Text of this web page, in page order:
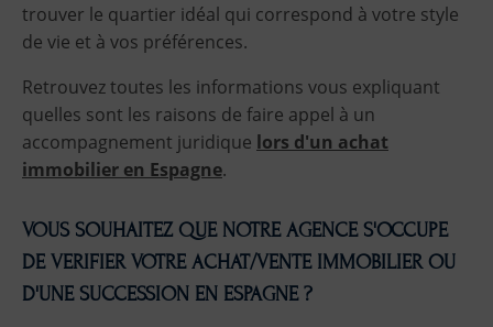
trouver le quartier idéal qui correspond à votre style
de vie et à vos préférences.
Retrouvez toutes les informations vous expliquant
quelles sont les raisons de faire appel à un
accompagnement juridique lors d'un achat
immobilier en Espagne.
VOUS SOUHAITEZ QUE NOTRE AGENCE S'OCCUPE
DE VERIFIER VOTRE ACHAT/VENTE IMMOBILIER OU
D'UNE SUCCESSION EN ESPAGNE ?